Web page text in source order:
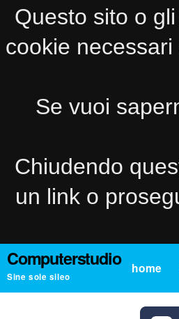
Questo sito o
cookie
Se vuoi
Chiudendo
un link o
Computerstudio
Sine sole sileo
home